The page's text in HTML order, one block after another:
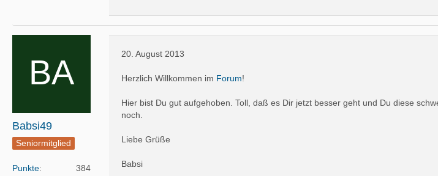
Babsi49
Seniormitglied
Punkte
384
20. August 2013
Herzlich Willkommen im Forum!
Hier bist Du gut aufgehoben. Toll, daß es Dir jetzt besser geht und Du diese
noch.
Liebe Grüße
Babsi